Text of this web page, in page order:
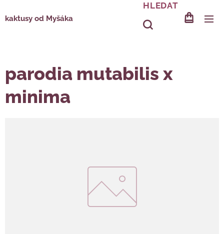
kaktusy od Myšáka
HLEDAT
parodia mutabilis x
minima